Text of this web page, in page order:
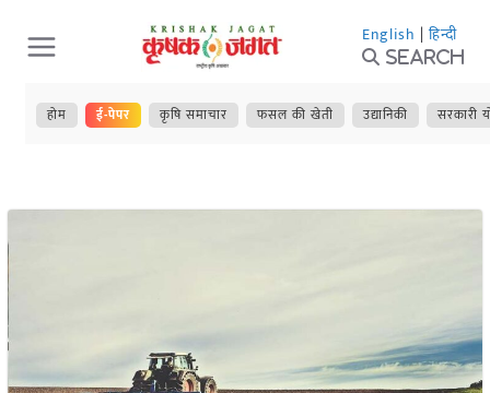
Skip
to
content
English | हिन्दी
Search
होम ई-पेपर कृषि समाचार फसल की खेती उद्यानिकी सरकारी